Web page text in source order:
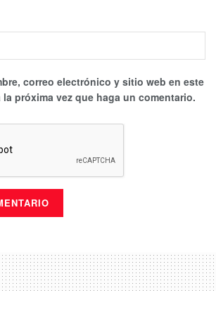
correo electrónico y sitio web en este
la próxima vez que haga un comentario.